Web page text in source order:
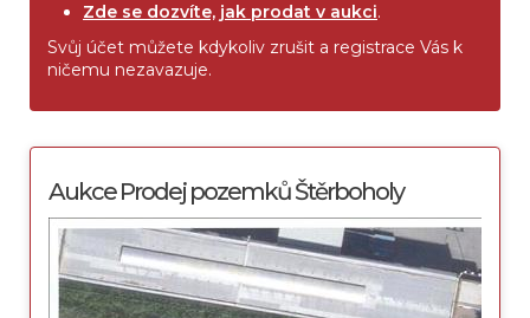
Zde se dozvíte, jak prodat v aukci.
Svůj účet můžete kdykoliv zrušit a registrace Vás k
ničemu nezavazuje.
Aukce Prodej pozemků Štěrboholy